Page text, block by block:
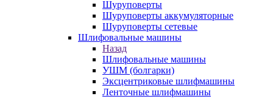
Шуруповерты
Шуруповерты аккумуляторные
Шуруповерты сетевые
Шлифовальные машины
Назад
Шлифовальные машины
УШМ (болгарки)
Эксцентриковые шлифмашины
Ленточные шлифмашины